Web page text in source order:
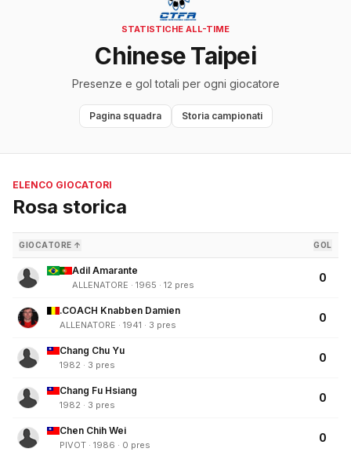
STATISTICHE ALL-TIME
Chinese Taipei
Presenze e gol totali per ogni giocatore
Pagina squadra Storia campionati
ELENCO GIOCATORI
Rosa storica
GIOCATORE ↑ GOL
Adil Amarante
ALLENATORE · 1965 · 12 pres
0
.COACH Knabben Damien
ALLENATORE · 1941 · 3 pres
0
Chang Chu Yu
1982 · 3 pres
0
Chang Fu Hsiang
1982 · 3 pres
0
Chen Chih Wei
PIVOT · 1986 · 0 pres
0